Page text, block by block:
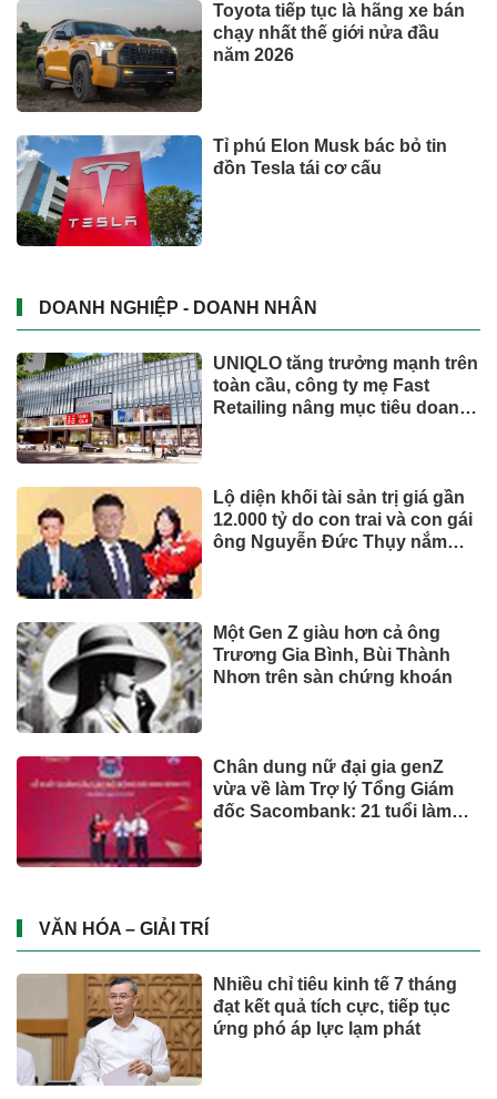
Toyota tiếp tục là hãng xe bán
chạy nhất thế giới nửa đầu
năm 2026
Tỉ phú Elon Musk bác bỏ tin
đồn Tesla tái cơ cấu
DOANH NGHIỆP - DOANH NHÂN
UNIQLO tăng trưởng mạnh trên
toàn cầu, công ty mẹ Fast
Retailing nâng mục tiêu doanh
Lộ diện khối tài sản trị giá gần
12.000 tỷ do con trai và con gái
ông Nguyễn Đức Thụy nắm
Một Gen Z giàu hơn cả ông
Trương Gia Bình, Bùi Thành
Nhơn trên sàn chứng khoán
Chân dung nữ đại gia genZ
vừa về làm Trợ lý Tổng Giám
đốc Sacombank: 21 tuổi làm
VĂN HÓA – GIẢI TRÍ
Nhiều chỉ tiêu kinh tế 7 tháng
đạt kết quả tích cực, tiếp tục
ứng phó áp lực lạm phát